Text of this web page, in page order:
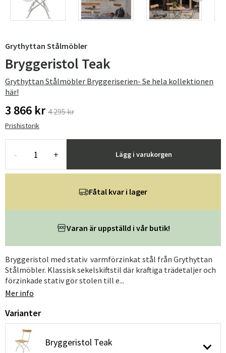
Grythyttan Stålmöbler
Bryggeristol Teak
Grythyttan Stålmöbler Bryggeriserien- Se hela kollektionen
här!
3 866 kr 4 295 kr
Prishistorik
- + Lägg i varukorgen
Varan är uppställd i vår butik!
Fåtal kvar i lager
Bryggeristol med stativ varmförzinkat stål från Grythyttan
Stålmöbler. Klassisk sekelskiftstil där kraftiga trädetaljer och
förzinkade stativ gör stolen till e...
Mer info
Varianter
Bryggeristol Teak